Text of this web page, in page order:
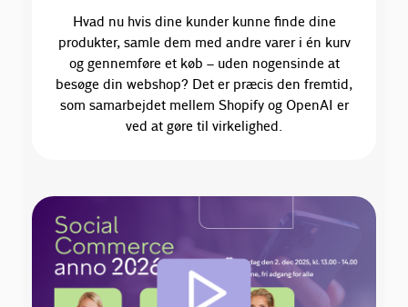
Hvad nu hvis dine kunder kunne finde dine
produkter, samle dem med andre varer i én kurv
og gennemføre et køb – uden nogensinde at
besøge din webshop? Det er præcis den fremtid,
som samarbejdet mellem Shopify og OpenAI er
ved at gøre til virkelighed.